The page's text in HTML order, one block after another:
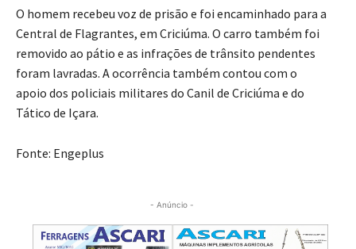
O homem recebeu voz de prisão e foi encaminhado para a
Central de Flagrantes, em Criciúma. O carro também foi
removido ao pátio e as infrações de trânsito pendentes
foram lavradas. A ocorrência também contou com o
apoio dos policiais militares do Canil de Criciúma e do
Tático de Içara.
Fonte: Engeplus
- Anúncio -